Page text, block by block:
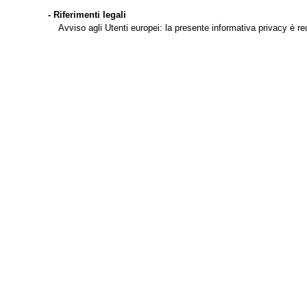
- Riferimenti legali
Avviso agli Utenti europei: la presente informativa privacy è